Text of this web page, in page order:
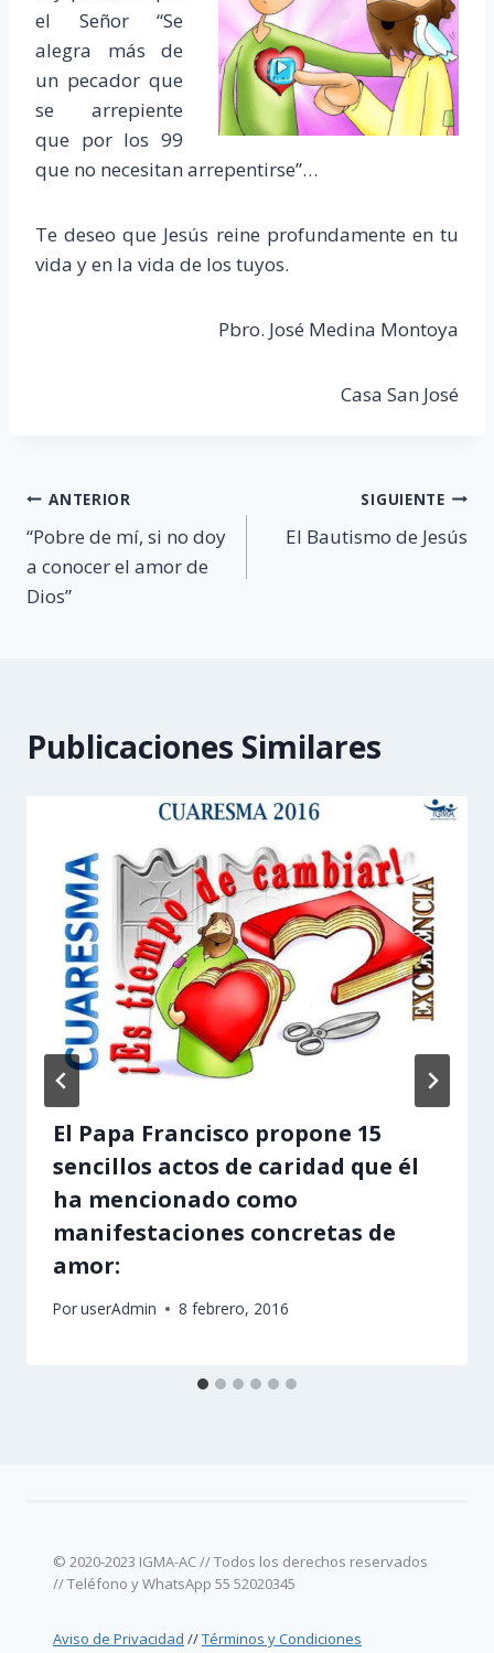
el Señor “Se
alegra más de
un pecador que
se arrepiente
que por los 99
que no necesitan arrepentirse”…
Te deseo que Jesús reine profundamente en tu
vida y en la vida de los tuyos.
Pbro. José Medina Montoya
Casa San José
Navegación
de
entradas
ANTERIOR
“Pobre de mí, si no doy
a conocer el amor de
Dios”
SIGUIENTE
El Bautismo de Jesús
Publicaciones Similares
El Papa Francisco propone 15
sencillos actos de caridad que él
ha mencionado como
manifestaciones concretas de
amor:
PoruserAdmin 8 febrero, 2016
© 2020-2023 IGMA-AC // Todos los derechos reservados
// Teléfono y WhatsApp 55 52020345
Aviso de Privacidad //Términos y Condiciones